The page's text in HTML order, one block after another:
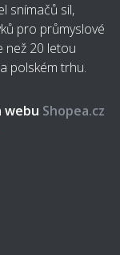
snímačů sil,
pro průmyslové
než 20 letou
polském trhu.
webu Shopea.cz